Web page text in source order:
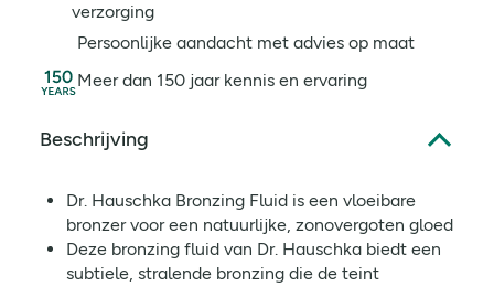
verzorging
Persoonlijke aandacht met advies op maat
Meer dan 150 jaar kennis en ervaring
Beschrijving
Dr. Hauschka Bronzing Fluid is een vloeibare
bronzer voor een natuurlijke, zonovergoten gloed
Deze bronzing fluid van Dr. Hauschka biedt een
subtiele, stralende bronzing die de teint